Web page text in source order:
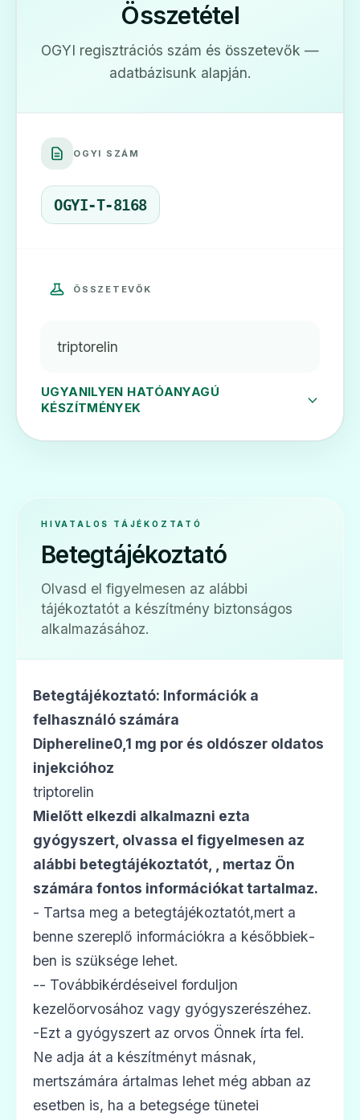
Ár: —
ADATLAP
Diphereline SR 3,75 mg por és oldószer
retard szuszpenziós injekcióhoz
Összetétel
OGYI regisztrációs szám és összetevők —
adatbázisunk alapján.
OGYI SZÁM
OGYI-T-8168
ÖSSZETEVŐK
triptorelin
UGYANILYEN HATÓANYAGÚ
KÉSZÍTMÉNYEK
HIVATALOS TÁJÉKOZTATÓ
Betegtájékoztató
Olvasd el figyelmesen az alábbi
tájékoztatót a készítmény biztonságos
alkalmazásához.
Betegtájékoztató: Információk a
felhasználó számára
Diphereline0,1 mg por és oldószer oldatos
injekcióhoz
triptorelin
Mielőtt elkezdi alkalmazni ezta
gyógyszert, olvassa el figyelmesen az
alábbi betegtájékoztatót,
, mertaz Ön
számára fontos információkat tartalmaz.
- Tartsa meg a betegtájékoztatót,mert a
benne szereplő információkra a későbbiek­
ben is szüksége lehet.
-- Továbbikérdéseivel forduljon
kezelőorvosához vagy gyógyszerészéhez.
-Ezt a gyógyszert az orvos Önnek írta fel.
Ne adja át a készítményt másnak,
mertszámára ártalmas lehet még abban az
esetben is, ha a betegsége tünetei